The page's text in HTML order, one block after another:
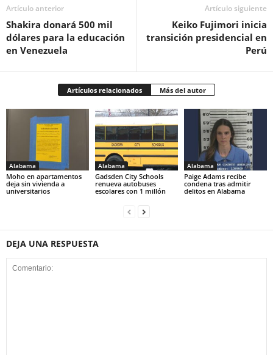
Artículo anterior
Shakira donará 500 mil
dólares para la educación
en Venezuela
Artículo siguiente
Keiko Fujimori inicia
transición presidencial en
Perú
Artículos relacionados Más del autor
Alabama
Moho en apartamentos
deja sin vivienda a
universitarios
Alabama
Gadsden City Schools
renueva autobuses
escolares con 1 millón
Alabama
Paige Adams recibe
condena tras admitir
delitos en Alabama
DEJA UNA RESPUESTA